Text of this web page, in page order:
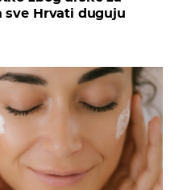
sve Hrvati duguju